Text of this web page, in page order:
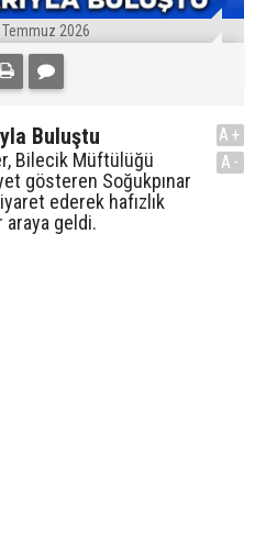
Temmuz 2026
Buluştu
Bilecik Müftülüğü
gösteren Soğukpınar
ederek hafızlık
geldi.
A+
A-